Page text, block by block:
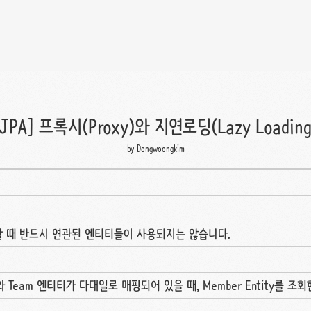
프록시(Proxy)와 지연로딩(Lazy
by Dongwoongkim
반드시 연관된 엔티티들이 사용되지는 않습니다.
Team 엔티티가 다대일로 매핑되어 있을 때, Member Entity를 조